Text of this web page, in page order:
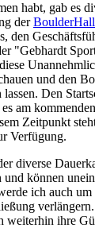
habt, gab es
derBoulderHall
den
"Gebhardt
und den
Den
am
Zeitpunkt
Verfügung.
diverse
können
ich auch
weiterhin ihre